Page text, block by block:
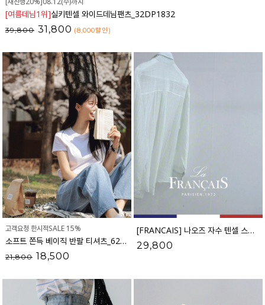
[여름데님1위]실키텐셀 와이드데님팬츠_32DP1832
39,800 31,800 (8,000할인 )
고객요청 한시적SALE 15%
소프트 쫀득 베이직 반팔 티셔츠_62TS2066
21,800 18,500
[FRANCAIS] 나오즈 자수 텐셀 스트라이프 셔츠_F6S278SH
29,800